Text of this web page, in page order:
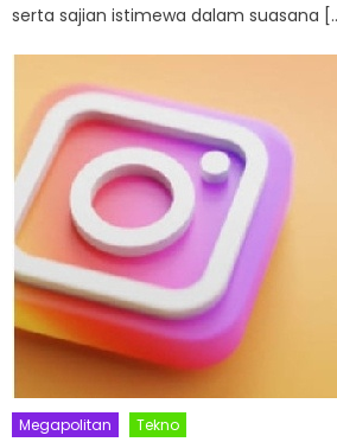
serta sajian istimewa dalam suasana
Megapolitan Tekno